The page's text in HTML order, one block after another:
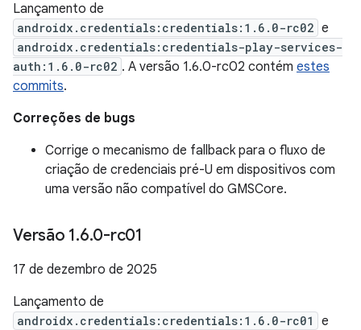
Lançamento de
androidx.credentials:credentials:1.6.0-rc02 e
androidx.credentials:credentials-play-services-
auth:1.6.0-rc02 . A versão 1.6.0-rc02 contém estes
commits.
Correções de bugs
Corrige o mecanismo de fallback para o fluxo de
criação de credenciais pré-U em dispositivos com
uma versão não compatível do GMSCore.
Versão 1.6.0-rc01
17 de dezembro de 2025
Lançamento de
androidx.credentials:credentials:1.6.0-rc01 e